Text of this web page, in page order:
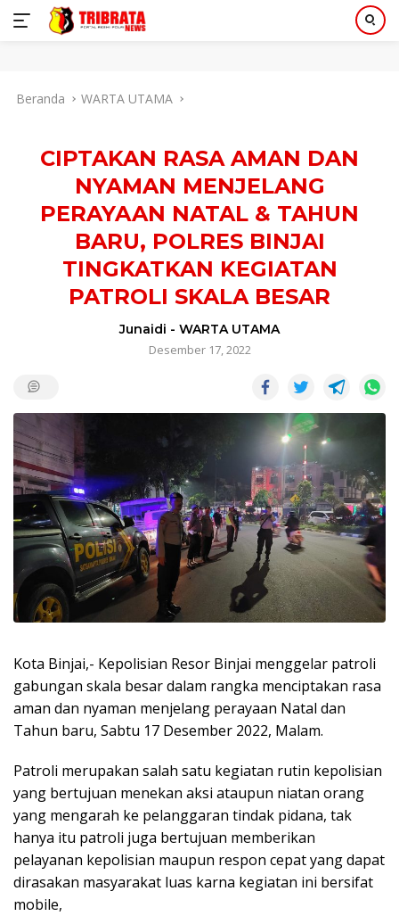
Beranda WARTA UTAMA
CIPTAKAN RASA AMAN DAN
NYAMAN MENJELANG
PERAYAAN NATAL & TAHUN
BARU, POLRES BINJAI
TINGKATKAN KEGIATAN
PATROLI SKALA BESAR
Junaidi - WARTA UTAMA
Desember 17, 2022
Kota Binjai,- Kepolisian Resor Binjai menggelar patroli
gabungan skala besar dalam rangka menciptakan rasa
aman dan nyaman menjelang perayaan Natal dan
Tahun baru, Sabtu 17 Desember 2022, Malam.
Patroli merupakan salah satu kegiatan rutin kepolisian
yang bertujuan menekan aksi ataupun niatan orang
yang mengarah ke pelanggaran tindak pidana, tak
hanya itu patroli juga bertujuan memberikan
pelayanan kepolisian maupun respon cepat yang dapat
dirasakan masyarakat luas karna kegiatan ini bersifat
mobile,